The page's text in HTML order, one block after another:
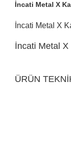
İncati Metal X
İncati Metal X
İncati Metal X
ÜRÜN